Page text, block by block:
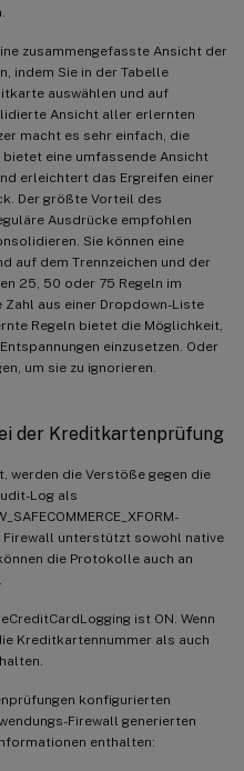
zusammengefasste Ansicht der
indem Sie in der Tabelle
auswählen und auf
Ansicht aller erlernten
macht es sehr einfach, die
bietet eine umfassende Ansicht
erleichtert das Ergreifen einer
Der größte Vorteil des
Ausdrücke empfohlen
Sie können eine
auf dem Trennzeichen und der
25, 50 oder 75 Regeln im
Zahl aus einer Dropdown-Liste
Regeln bietet die Möglichkeit,
einzusetzen. Oder
um sie zu ignorieren.
der Kreditkartenprüfung
werden die Verstöße gegen die
Log als
unterstützt sowohl native
die Protokolle auch an
ist ON. Wenn
Kreditkartennummer als auch
konfigurierten
Firewall generierten
enthalten: